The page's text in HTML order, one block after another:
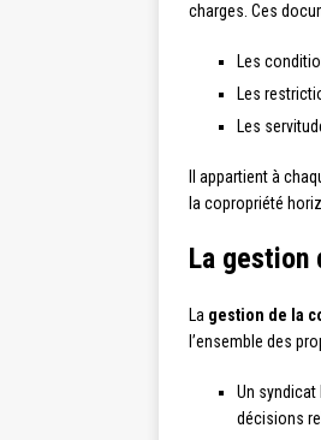
charges. Ces
Les
Les
Les
Il appartient à
la copropriété
La gestion
La gestion de la
l’ensemble des
Un
décisions